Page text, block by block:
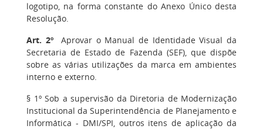
logotipo, na forma constante do Anexo Único desta
Resolução.
Art. 2ºAprovar o Manual de Identidade Visual da
Secretaria de Estado de Fazenda (SEF), que dispõe
sobre as várias utilizações da marca em ambientes
interno e externo.
§ 1º Sob a supervisão da Diretoria de Modernização
Institucional da Superintendência de Planejamento e
Informática - DMI/SPI, outros itens de aplicação da